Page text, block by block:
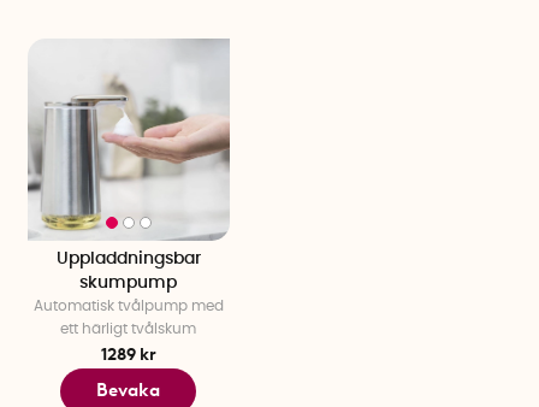
Uppladdningsbar
skumpump
Automatisk tvålpump med
ett härligt tvålskum
1289 kr
Bevaka